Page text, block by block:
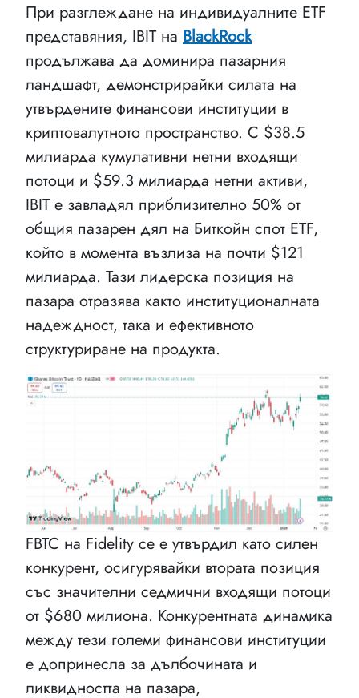
При разглеждане на индивидуалните ETF
представяния, IBIT на BlackRock
продължава да доминира пазарния
ландшафт, демонстрирайки силата на
утвърдените финансови институции в
криптовалутното пространство. С $38.5
милиарда кумулативни нетни входящи
потоци и $59.3 милиарда нетни активи,
IBIT е завладял приблизително 50% от
общия пазарен дял на Биткойн спот ETF,
който в момента възлиза на почти $121
милиарда. Тази лидерска позиция на
пазара отразява както институционалната
надеждност, така и ефективното
структуриране на продукта.
FBTC на Fidelity се е утвърдил като силен
конкурент, осигурявайки втората позиция
със значителни седмични входящи потоци
от $680 милиона. Конкурентната динамика
между тези големи финансови институции
е допринесла за дълбочината и
ликвидността на пазара,